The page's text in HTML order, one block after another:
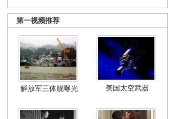
第一视频推荐
解放军三体舰曝光 美国太空武器